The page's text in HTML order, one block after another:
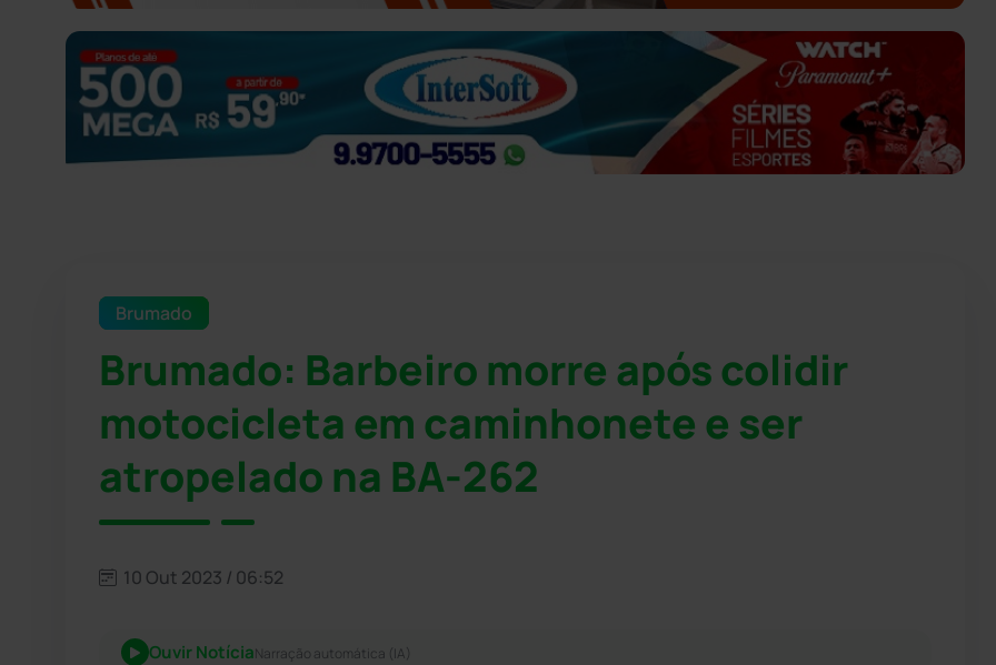
Brumado
Brumado: Barbeiro morre após colidir
motocicleta em caminhonete e ser
atropelado na BA-262
10 Out 2023 / 06:52
Ouvir NotíciaNarração automática (IA)